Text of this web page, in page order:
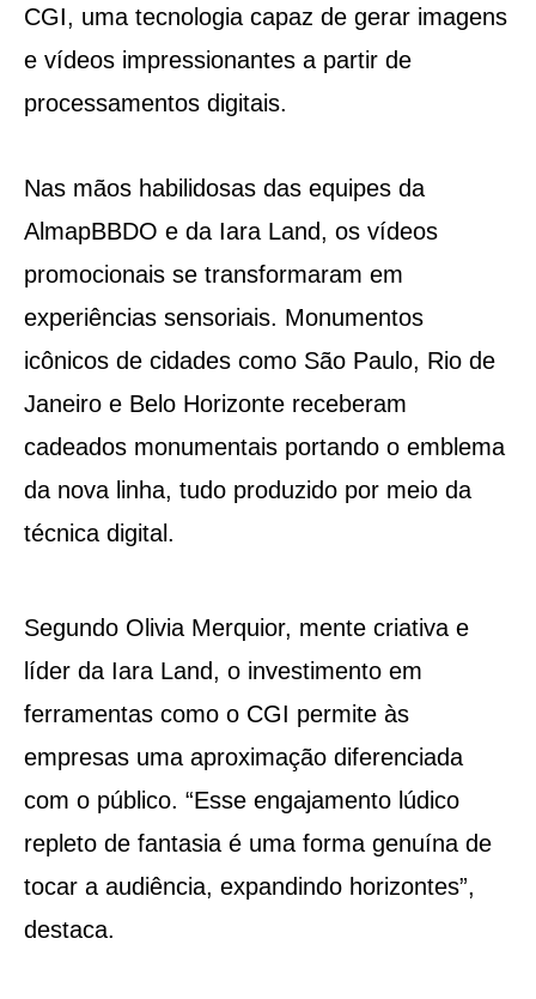
CGI, uma tecnologia capaz de gerar imagens
e vídeos impressionantes a partir de
processamentos digitais.
Nas mãos habilidosas das equipes da
AlmapBBDO e da Iara Land, os vídeos
promocionais se transformaram em
experiências sensoriais. Monumentos
icônicos de cidades como São Paulo, Rio de
Janeiro e Belo Horizonte receberam
cadeados monumentais portando o emblema
da nova linha, tudo produzido por meio da
técnica digital.
Segundo Olivia Merquior, mente criativa e
líder da Iara Land, o investimento em
ferramentas como o CGI permite às
empresas uma aproximação diferenciada
com o público. “Esse engajamento lúdico
repleto de fantasia é uma forma genuína de
tocar a audiência, expandindo horizontes”,
destaca.